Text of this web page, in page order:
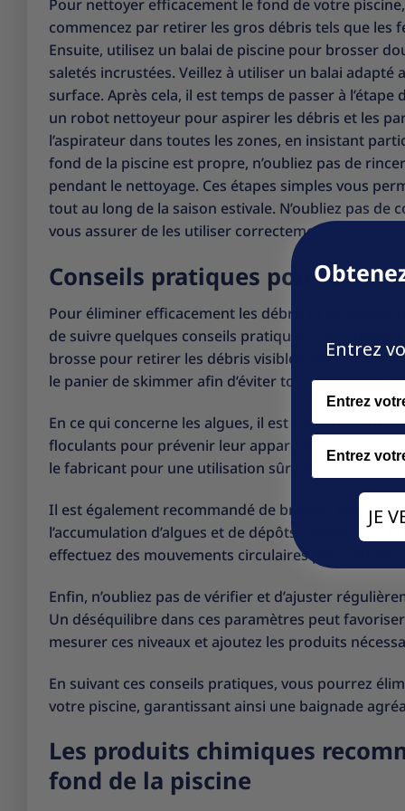
Pour nettoyer efficacement le fond de votre
commencez par retirer les gros débris tels que les
Ensuite, utilisez un balai de piscine pour brosser
saletés incrustées. Veillez à utiliser un balai
surface. Après cela, il est temps de passer à
un robot nettoyeur pour aspirer les débris et les
l’aspirateur dans toutes les zones, en insistant
fond de la piscine est propre, n’oubliez pas de
pendant le nettoyage. Ces étapes simples vous
tout au long de la saison estivale. N’oubliez pas
vous assurer de les utiliser correctement et en toute
Conseils pratiques pour
Pour éliminer efficacement les débris et les algues
de suivre quelques conseils pratiques. Tout
brosse pour retirer les débris visibles tels que les
le panier de skimmer afin d’éviter tout colmatage
En ce qui concerne les algues, il est essentiel
floculants pour prévenir leur apparition et faciliter
le fabricant pour une utilisation sûre et efficace de
Il est également recommandé de brosser
l’accumulation d’algues et de dépôts. Utilisez une
effectuez des mouvements circulaires pour déloger
Enfin, n’oubliez pas de vérifier et d’ajuster
Un déséquilibre dans ces paramètres peut
mesurer ces niveaux et ajoutez les produits
En suivant ces conseils pratiques, vous pourrez
votre piscine, garantissant ainsi une baignade
Les produits chimiques
fond de la piscine
Entrez
Name
Email
JE